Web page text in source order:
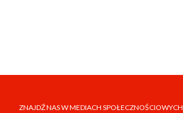
ZNAJDŹ NAS W MEDIACH SPOŁECZNOŚCIOWYCH